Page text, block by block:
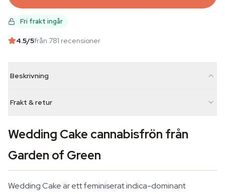
Fri frakt ingår
4.5/5från 781 recensioner
Beskrivning
Frakt & retur
Wedding Cake cannabisfrön från
Garden of Green
Wedding Cake är ett feminiserat indica-dominant